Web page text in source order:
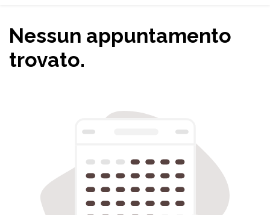
Nessun appuntamento
trovato.